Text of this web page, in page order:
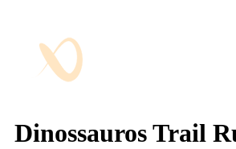
Dinossauros Trail